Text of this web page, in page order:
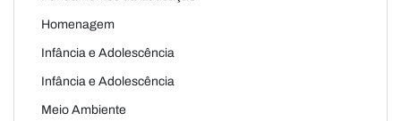
Homenagem
Infância e Adolescência
Infância e Adolescência
Meio Ambiente